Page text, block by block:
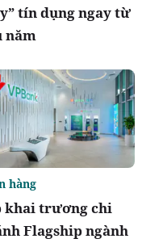
tín dụng ngay từ
năm
khai trương chi
Flagship ngành
hàng